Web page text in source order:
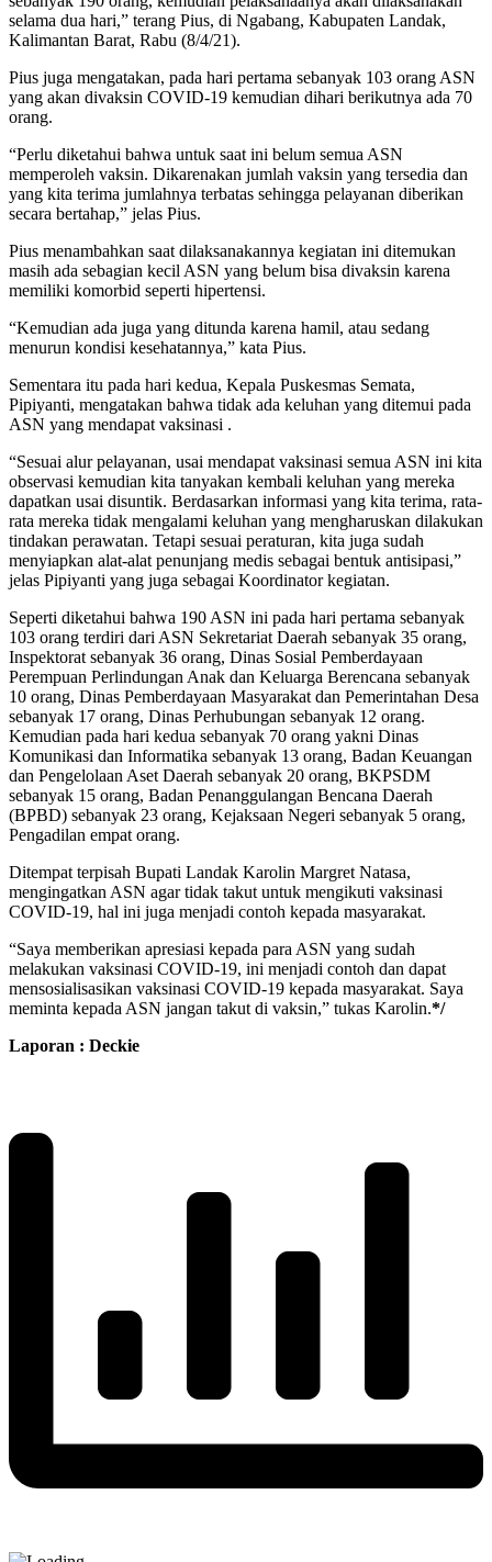
selama dua hari,” terang Pius, di Ngabang, Kabupaten Landak,
Kalimantan Barat, Rabu (8/4/21).
Pius juga mengatakan, pada hari pertama sebanyak 103 orang ASN
yang akan divaksin COVID-19 kemudian dihari berikutnya ada 70
orang.
“Perlu diketahui bahwa untuk saat ini belum semua ASN
memperoleh vaksin. Dikarenakan jumlah vaksin yang tersedia dan
yang kita terima jumlahnya terbatas sehingga pelayanan diberikan
secara bertahap,” jelas Pius.
Pius menambahkan saat dilaksanakannya kegiatan ini ditemukan
masih ada sebagian kecil ASN yang belum bisa divaksin karena
memiliki komorbid seperti hipertensi.
“Kemudian ada juga yang ditunda karena hamil, atau sedang
menurun kondisi kesehatannya,” kata Pius.
Sementara itu pada hari kedua, Kepala Puskesmas Semata,
Pipiyanti, mengatakan bahwa tidak ada keluhan yang ditemui pada
ASN yang mendapat vaksinasi .
“Sesuai alur pelayanan, usai mendapat vaksinasi semua ASN ini kita
observasi kemudian kita tanyakan kembali keluhan yang mereka
dapatkan usai disuntik. Berdasarkan informasi yang kita terima, rata-
rata mereka tidak mengalami keluhan yang mengharuskan dilakukan
tindakan perawatan. Tetapi sesuai peraturan, kita juga sudah
menyiapkan alat-alat penunjang medis sebagai bentuk antisipasi,”
jelas Pipiyanti yang juga sebagai Koordinator kegiatan.
Seperti diketahui bahwa 190 ASN ini pada hari pertama sebanyak
103 orang terdiri dari ASN Sekretariat Daerah sebanyak 35 orang,
Inspektorat sebanyak 36 orang, Dinas Sosial Pemberdayaan
Perempuan Perlindungan Anak dan Keluarga Berencana sebanyak
10 orang, Dinas Pemberdayaan Masyarakat dan Pemerintahan Desa
sebanyak 17 orang, Dinas Perhubungan sebanyak 12 orang.
Kemudian pada hari kedua sebanyak 70 orang yakni Dinas
Komunikasi dan Informatika sebanyak 13 orang, Badan Keuangan
dan Pengelolaan Aset Daerah sebanyak 20 orang, BKPSDM
sebanyak 15 orang, Badan Penanggulangan Bencana Daerah
(BPBD) sebanyak 23 orang, Kejaksaan Negeri sebanyak 5 orang,
Pengadilan empat orang.
Ditempat terpisah Bupati Landak Karolin Margret Natasa,
mengingatkan ASN agar tidak takut untuk mengikuti vaksinasi
COVID-19, hal ini juga menjadi contoh kepada masyarakat.
“Saya memberikan apresiasi kepada para ASN yang sudah
melakukan vaksinasi COVID-19, ini menjadi contoh dan dapat
mensosialisasikan vaksinasi COVID-19 kepada masyarakat. Saya
meminta kepada ASN jangan takut di vaksin,” tukas Karolin.*/
Laporan : Deckie